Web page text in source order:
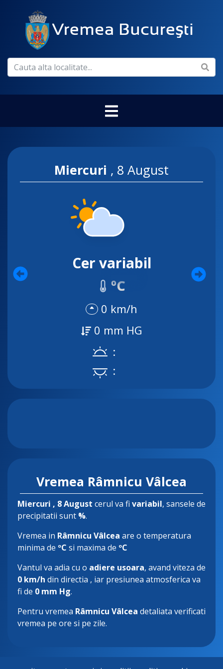
Miercuri , 8 August
Cer variabil
ºC
0 km/h
0 mm HG
:
:
Vremea Râmnicu Vâlcea
Miercuri , 8 August cerul va fi variabil, sansele de
precipitatii sunt %.
Vremea in Râmnicu Vâlcea are o temperatura
minima de ºC si maxima de ºC
Vantul va adia cu o adiere usoara, avand viteza de
0 km/h din directia , iar presiunea atmosferica va
fi de 0 mm Hg.
Pentru vremea Râmnicu Vâlcea detaliata verificati
vremea pe ore si pe zile.